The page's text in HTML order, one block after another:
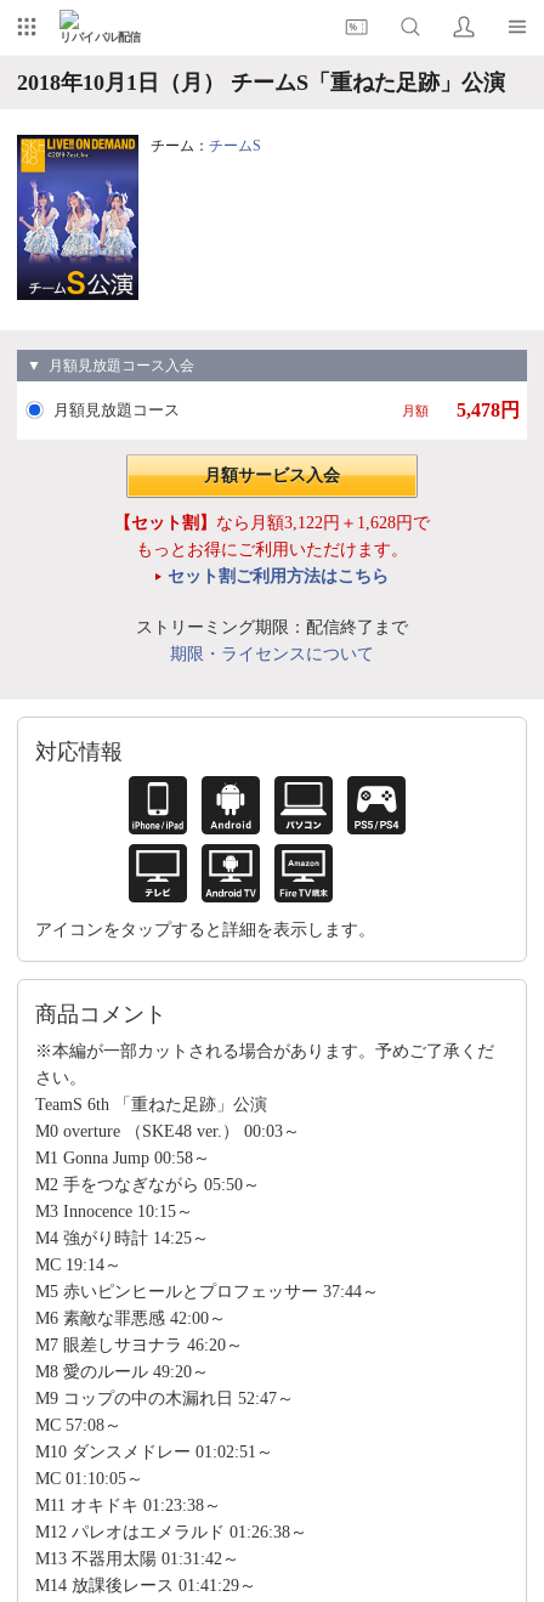
リバイバル配信
2018年10月1日（月） チームS「重ねた足跡」公演
チーム： チームS
▼ 月額見放題コース入会
月額見放題コース 月額 5,478円
月額サービス入会
【セット割】 なら月額3,122円＋1,628円で
もっとお得にご利用いただけます。
セット割ご利用方法はこちら
ストリーミング期限：配信終了まで
期限・ライセンスについて
対応情報
アイコンをタップすると詳細を表示します。
商品コメント
※本編が一部カットされる場合があります。予めご了承くだ
さい。
TeamS 6th 「重ねた足跡」公演
M0 overture （SKE48 ver.） 00:03～
M1 Gonna Jump 00:58～
M2 手をつなぎながら 05:50～
M3 Innocence 10:15～
M4 強がり時計 14:25～
MC 19:14～
M5 赤いピンヒールとプロフェッサー 37:44～
M6 素敵な罪悪感 42:00～
M7 眼差しサヨナラ 46:20～
M8 愛のルール 49:20～
M9 コップの中の木漏れ日 52:47～
MC 57:08～
M10 ダンスメドレー 01:02:51～
MC 01:10:05～
M11 オキドキ 01:23:38～
M12 パレオはエメラルド 01:26:38～
M13 不器用太陽 01:31:42～
M14 放課後レース 01:41:29～